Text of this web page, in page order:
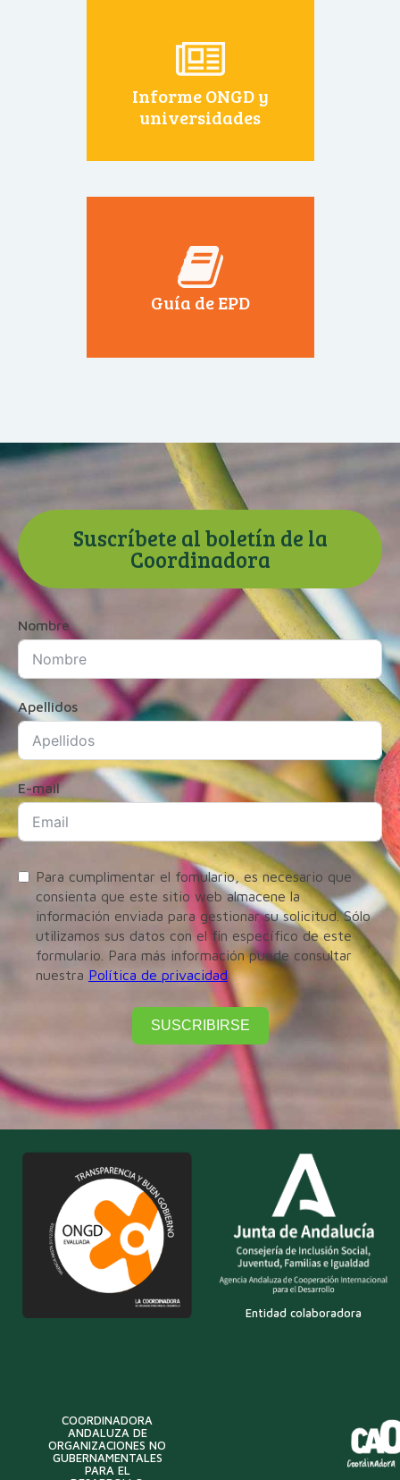
Informe ONGD y
universidades
Guía de EPD
Suscríbete al boletín de la
Coordinadora
Nombre
Apellidos
E-mail
Para cumplimentar el fomulario, es necesario que
consienta que este sitio web almacene la
información enviada para gestionar su solicitud. Sólo
utilizamos sus datos con el fin específico de este
formulario. Para más información puede consultar
nuestra Política de privacidad
SUSCRIBIRSE
Entidad colaboradora
COORDINADORA
ANDALUZA DE
ORGANIZACIONES NO
GUBERNAMENTALES
PARA EL